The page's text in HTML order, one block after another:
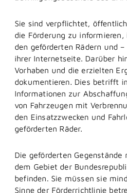
Sie sind verpflichtet,
die Förderung zu informieren,
den geförderten Rädern und
ihrer Internetseite. Darüber
Vorhaben und die erzielten
dokumentieren. Dies betrifft
Informationen zur
von Fahrzeugen mit
den Einsatzzwecken und
geförderten Räder.
Die geförderten Gegenstände
dem Gebiet der
befinden. Sie müssen sie
Sinne der Förderrichtlinie